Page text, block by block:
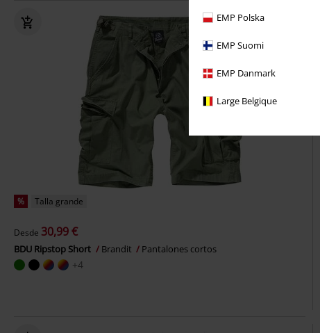
EMP Polska
EMP Suomi
EMP Danmark
Large Belgique
% Talla grande
Desde 30,99 €
BDU Ripstop Short Brandit Pantalones cortos
+4